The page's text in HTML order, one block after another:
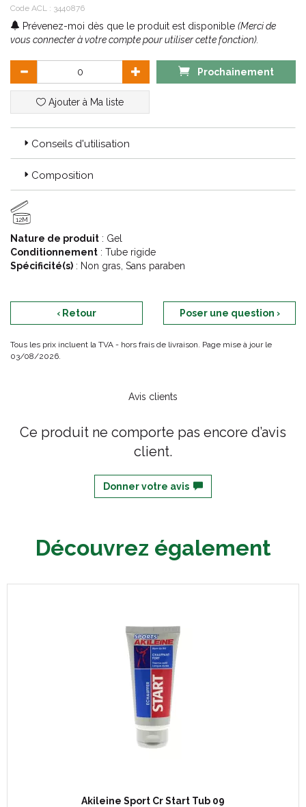
Code ACL : 3440876
Prévenez-moi dès que le produit est disponible (Merci de
vous connecter à votre compte pour utiliser cette fonction).
Prochainement
Ajouter à Ma liste
Conseils d'utilisation
Composition
12M
Nature de produit : Gel
Conditionnement : Tube rigide
Spécificité(s) : Non gras, Sans paraben
‹ Retour Poser une question ›
Tous les prix incluent la TVA - hors frais de livraison. Page mise à jour le
03/08/2026.
Avis clients
Ce produit ne comporte pas encore d’avis
client.
Donner votre avis
Découvrez également
Akileine Sport Cr Start Tub 09